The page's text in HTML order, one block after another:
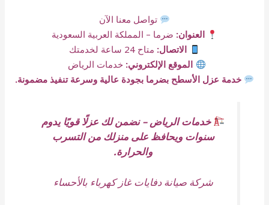
تواصل معنا الآن
العنوان: ضرما – المملكة العربية السعودية
الاتصال: متاح 24 ساعة لخدمتك
الموقع الإلكتروني: خدمات الرياض
خدمة عزل الأسطح بضرما بجودة عالية وسرعة تنفيذ مضمونة.
خدمات الرياض – نضمن لك عزلًا قويًا يدوم
سنوات ويحافظ على منزلك من التسرب
والحرارة.
شركة صيانة دفايات غاز كهرباء بالأحساء